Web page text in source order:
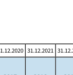
31.12.2021